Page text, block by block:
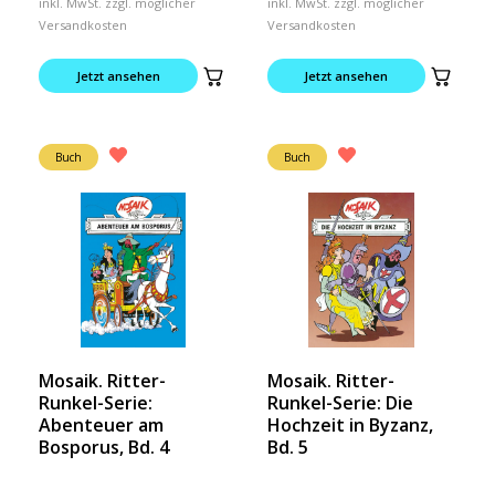
Versandkosten
Jetzt ansehen
Versandkosten
Jetzt ansehen
Buch
Mosaik. Ritter-
Runkel-Serie:
Abenteuer am
Bosporus, Bd. 4
Buch
Mosaik. Ritter-
Runkel-Serie: Die
Hochzeit in Byzanz,
Bd. 5